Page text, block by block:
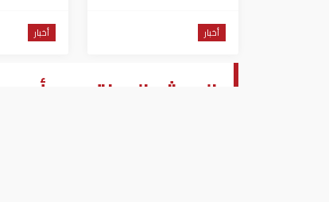
للاستيلاء على
أخبار
من السويس
أخبار
الجيش العراقي يبدأ